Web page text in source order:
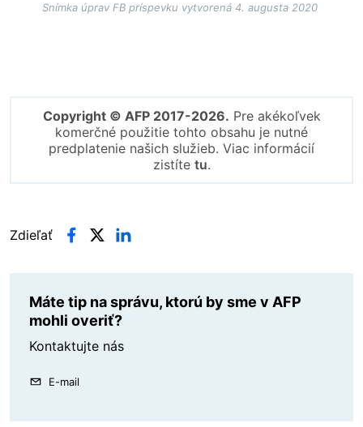
Snímka úprav FB príspevku vytvorená 4. augusta 2020
Copyright © AFP 2017-2026. Pre akékoľvek
komerčné použitie tohto obsahu je nutné
predplatenie našich služieb. Viac informácií
zistíte tu.
Zdieľať
Máte tip na správu, ktorú by sme v AFP
mohli overiť?
Kontaktujte nás
E-mail